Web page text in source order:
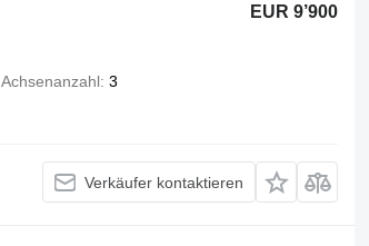
EUR 9’900
Achsenanzahl 3
Verkäufer kontaktieren